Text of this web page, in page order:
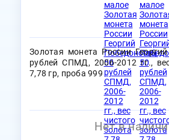
Золотая монета России
рублей СПМД, 2006-2012 гг.,
7,78 гр, проба 999
Нет в